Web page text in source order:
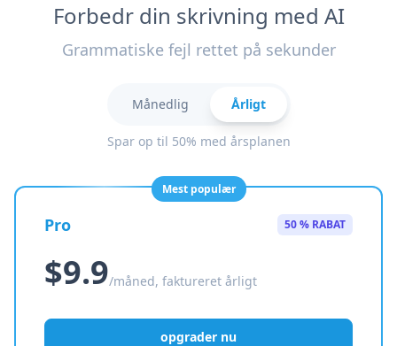
Forbedr din skrivning med AI
Grammatiske fejl rettet på sekunder
Månedlig Årligt
Spar op til 50% med årsplanen
Mest populær
Pro 50 % RABAT
$9.9/måned, faktureret årligt
opgrader nu